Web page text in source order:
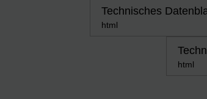
Technisches
html
html